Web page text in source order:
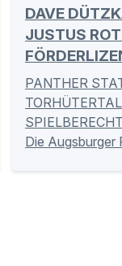
DAVE
JUSTUS
PANTHER
Die